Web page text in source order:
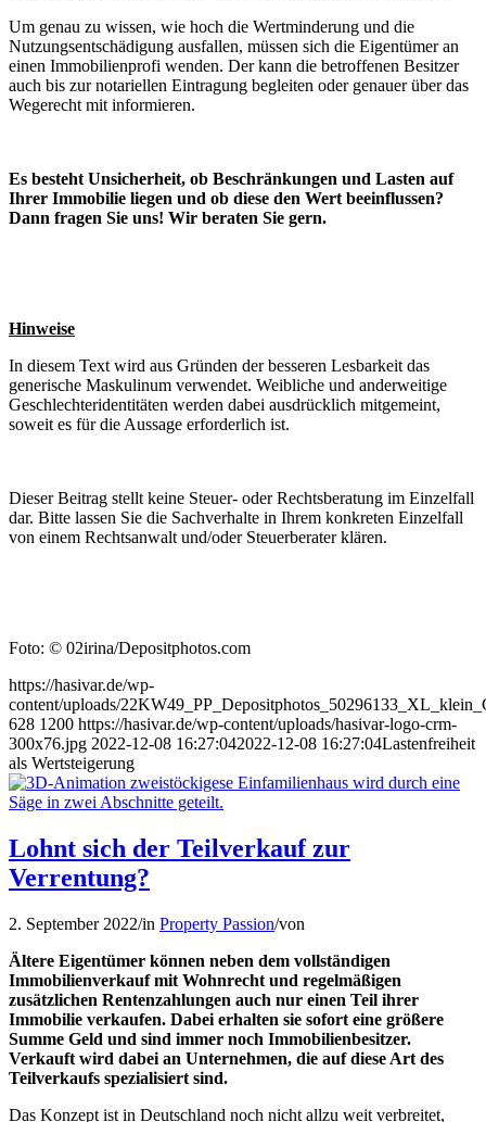
Um genau zu wissen, wie hoch die Wertminderung und die
Nutzungsentschädigung ausfallen, müssen sich die Eigentümer an
einen Immobilienprofi wenden. Der kann die betroffenen Besitzer
auch bis zur notariellen Eintragung begleiten oder genauer über das
Wegerecht mit informieren.
Es besteht Unsicherheit, ob Beschränkungen und Lasten auf
Ihrer Immobilie liegen und ob diese den Wert beeinflussen?
Dann fragen Sie uns! Wir beraten Sie gern.
Hinweise
In diesem Text wird aus Gründen der besseren Lesbarkeit das
generische Maskulinum verwendet. Weibliche und anderweitige
Geschlechteridentitäten werden dabei ausdrücklich mitgemeint,
soweit es für die Aussage erforderlich ist.
Dieser Beitrag stellt keine Steuer- oder Rechtsberatung im Einzelfall
dar. Bitte lassen Sie die Sachverhalte in Ihrem konkreten Einzelfall
von einem Rechtsanwalt und/oder Steuerberater klären.
Foto: © 02irina/Depositphotos.com
https://hasivar.de/wp-
content/uploads/
628 1200 https://hasivar.de/wp-content/uploads/hasivar-logo-crm-
300x76.jpg 2022-12-08 16:27:042022-12-08 16:27:04Lastenfreiheit
als Wertsteigerung
Lohnt sich der Teilverkauf zur
Verrentung?
2. September 2022/in Property Passion/von
Ältere Eigentümer können neben dem vollständigen
Immobilienverkauf mit Wohnrecht und regelmäßigen
zusätzlichen Rentenzahlungen auch nur einen Teil ihrer
Immobilie verkaufen. Dabei erhalten sie sofort eine größere
Summe Geld und sind immer noch Immobilienbesitzer.
Verkauft wird dabei an Unternehmen, die auf diese Art des
Teilverkaufs spezialisiert sind.
Das Konzept ist in Deutschland noch nicht allzu weit verbreitet,